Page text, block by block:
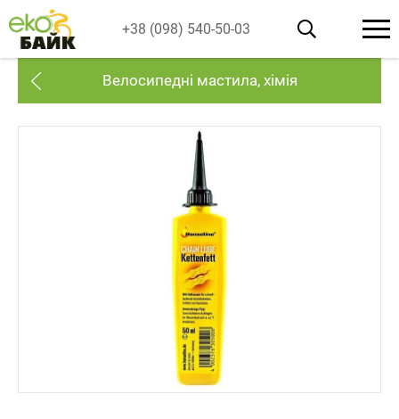
+38 (098) 540-50-03
Велосипедні мастила, хімія